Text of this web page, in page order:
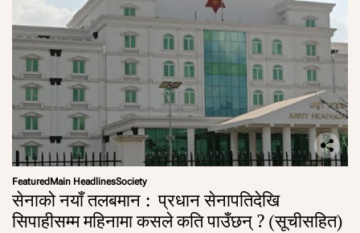
Featured Main HeadlinesSociety
सेनाको नयाँ तलबमान : प्रधान सेनापतिदेखि
सिपाहीसम्म महिनामा कसले कति पाउँछन् ? (सूचीसहित)